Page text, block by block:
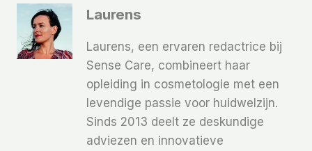
Laurens
Laurens, een ervaren redactrice bij
Sense Care, combineert haar
opleiding in cosmetologie met een
levendige passie voor huidwelzijn.
Sinds 2013 deelt ze deskundige
adviezen en innovatieve